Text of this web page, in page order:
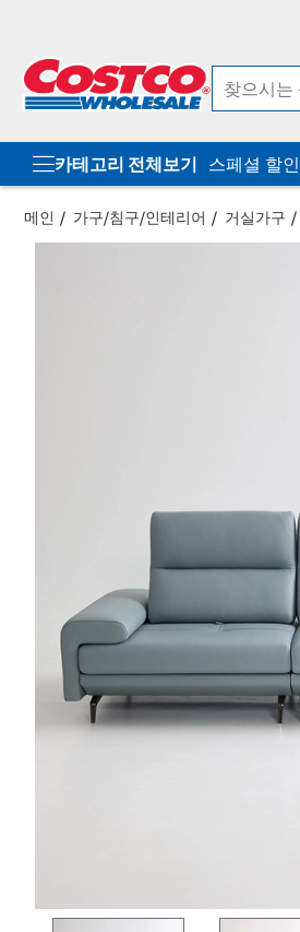
카테고리 전체보기 스페셜 할인
메인 가구/침구/인테리어 거실가구